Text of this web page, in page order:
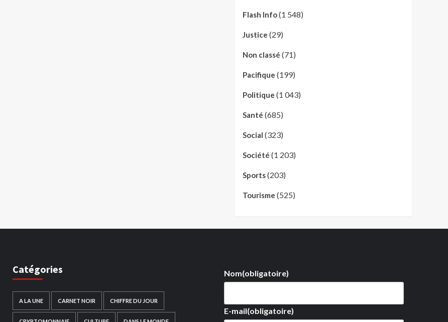
Flash Info(1 548)
Justice (29)
Non classé (71)
Pacifique (199)
Politique (1 043)
Santé (685)
Social (323)
Société (1 203)
Sports(203)
Tourisme (525)
Catégories
A LA UNE CARNET NOIR CHIFFRE DU JOUR
Nom(obligatoire)
E-mail(obligatoire)